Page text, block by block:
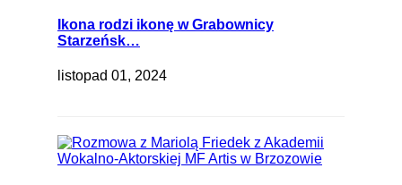
Ikona rodzi ikonę w Grabownicy
Starzeńsk…
listopad 01, 2024